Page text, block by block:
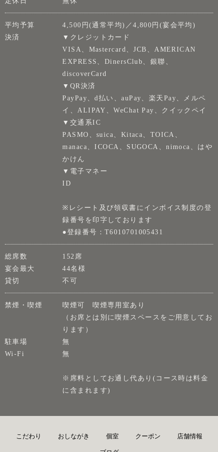
平均予算
4,500円(通常平均)／4,800円(宴会平均)
決済
▼クレジットカード
VISA、Mastercard、JCB、AMERICAN
EXPRESS、DinersClub、銀聯、
discoverCard
▼QR決済
PayPay、d払い、auPay、楽天Pay、メルペ
イ、ALIPAY、WeChat Pay、クイックペイ
▼交通系IC
PASMO、suica、Kitaca、TOICA、
manaca、ICOCA、SUGOCA、nimoca、はや
かけん
▼電子マネー
ID
※レシート及び領収書にインボイス制度の登
録番号を印字しております
●登録番号：T6010701005431
総席数
152席
宴会最大
44名様
貸切
不可
禁煙・喫煙
喫煙可 喫煙専用室あり
（お席とは別に喫煙スペースをご用意してお
ります）
駐車場
無
Wi-Fi
無
※席料としてお通し代あり(コース時は料金
に含まれます)
こだわり おしながき 個室 クーポン 店舗情報